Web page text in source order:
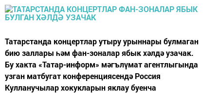
Татарстанда концертлар утыру урыннары булмаган
бию заллары һәм фан-зоналар ябык хәлдә узачак.
Бу хакта «Татар-информ» мәгълүмат агентлыгында
узган матбугат конференциясендә Россия
Кулланучылар хокукларын яклау буенча